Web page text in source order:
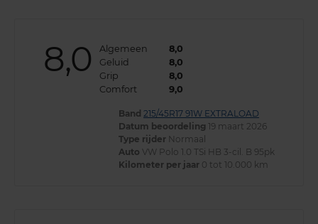
8,0 Algemeen
8,0
Geluid
8,0
Grip
8,0
Comfort
9,0
Band 215/45R17 91W EXTRALOAD
Datum beoordeling 19 maart 2026
Type rijder Normaal
Auto VW Polo 1.0 TSi HB 3-cil. B 95pk
Kilometer per jaar 0 tot 10.000 km